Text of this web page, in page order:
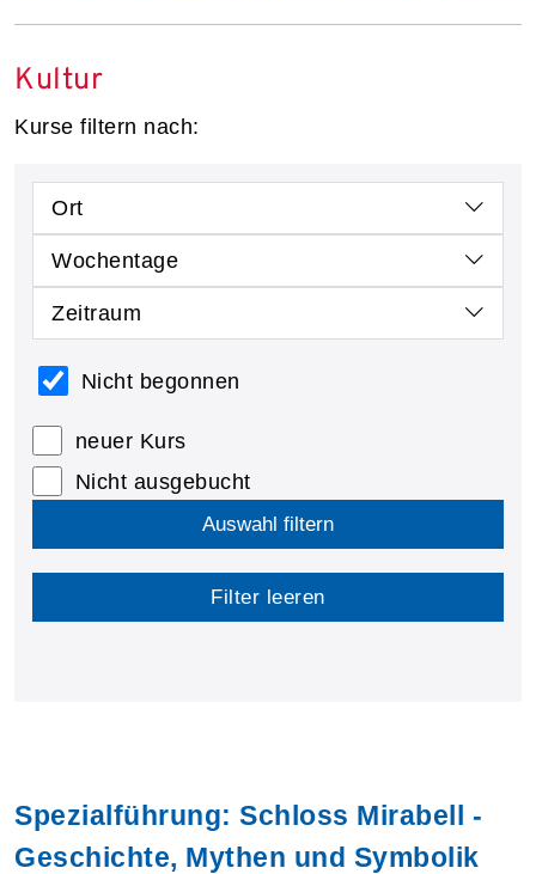
Kultur
Kurse filtern nach:
Ort
Wochentage
Zeitraum
Nicht begonnen
neuer Kurs
Nicht ausgebucht
Auswahl filtern
Filter leeren
Spezialführung: Schloss Mirabell -
Geschichte, Mythen und Symbolik